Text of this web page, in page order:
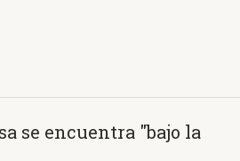
se encuentra "bajo la